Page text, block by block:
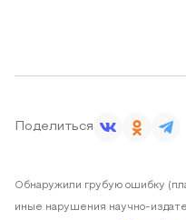
Поделиться
Обнаружили грубую ошибку
иные нарушения научно-